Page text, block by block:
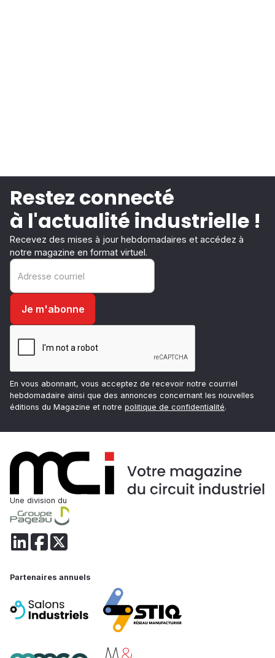
Restez connecté
à l'actualité industrielle !
Recevez des mises à jour hebdomadaires et accédez à
notre magazine en format virtuel.
En vous abonnant, vous acceptez de recevoir notre courriel
hebdomadaire ainsi que des annonces concernant les nouvelles
éditions du Magazine et notre politique de confidentialité.
Une division du
Partenaires annuels